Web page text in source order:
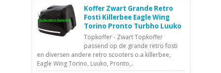
Koffer Zwart Grande Retro
Fosti Killerbee Eagle Wing
Torino Pronto Turbho Luuko
Topkoffer - Zwart Topkoffer
passend op de grande retro fosti
en diversen andere retro scooters o.a killerbee,
Eagle Wing Torino, Luuko, Pronto,..